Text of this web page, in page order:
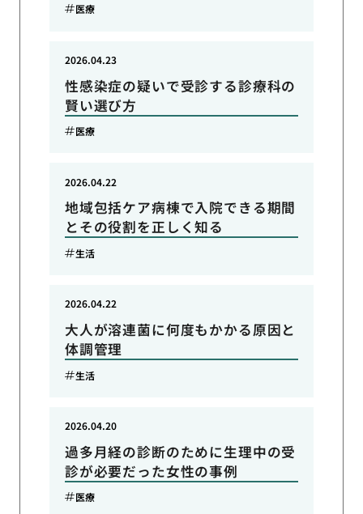
医療
性感染症の疑いで受診する診療科の
賢い選び方
2026.04.23
医療
地域包括ケア病棟で入院できる期間
とその役割を正しく知る
2026.04.22
生活
大人が溶連菌に何度もかかる原因と
体調管理
2026.04.22
生活
過多月経の診断のために生理中の受
診が必要だった女性の事例
2026.04.20
医療